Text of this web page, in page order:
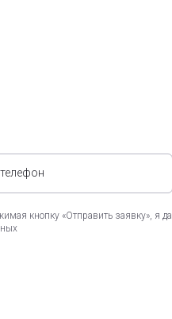
кнопку «Отправить заявку», я